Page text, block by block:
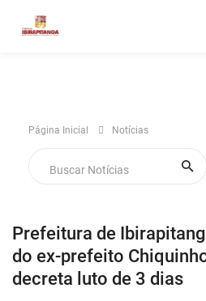
Página Inicial Notícias
Prefeitura de
do ex-prefeito
decreta luto de 3 dias